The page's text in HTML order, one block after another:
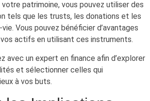
votre patrimoine, vous pouvez utiliser des
tels que les trusts, les donations et les
Vous pouvez bénéficier d’avantages
actifs en utilisant ces instruments.
avec un expert en finance afin d’explorer
et sélectionner celles qui
à vos buts.